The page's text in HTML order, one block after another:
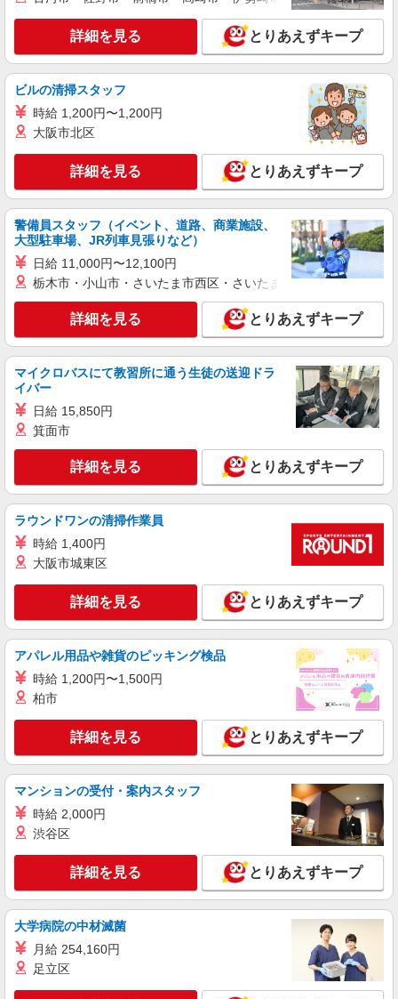
キープ 詳細を見る
パート
ライフコモレ四谷店（店舗コード643）
時給1,250円以上 日曜祝日の勤務は時給+100円
支給 時給1,350円以上 17:00以降の勤務で時給
+100円支給 時給1,350円以上 お仕事を覚えていく
と、時給UP！＋賞与支給！ 標準的昇級スピード
(約1年半)で時給45円UP！ さらにキャリアアップ
で最大時給200円UP！
ライフコモレ四谷店 東京都新宿区四谷1-6-1
キープ 詳細を見る
アルバイト
ライフ若松河田駅前店（店舗コード897）
レジ
時給1,235円以上
ライフ若松河田駅前店 東京都新宿区若松町28-
5
キープ 詳細を見る
アルバイト
ライフコモレ四谷店（店舗コード643）
レジ
時給1,300円 22:00以降は時給25%割り増しで
時給1,625円
ライフコモレ四谷店 東京都新宿区四谷1-6-1
詳細を見る
パート
ライフ市谷薬王寺店（店舗コード662）
時以降 時給1,350円以上 20時以降 時給1,450円以
上 ライフ市谷薬王寺店 東京都新宿区市谷薬王寺
町3番3号
キープ 詳細を見る
アルバイト
ライフ若松河田駅前店（店舗コード897）
夜間店舗運営補助
時給1,265円以上
ライフ若松河田駅前店 東京都新宿区若松町28-
5
詳細を見る
詳細を見る とりあえずキープ
ビルの清掃スタッフ
時給 1,200円〜1,200円
大阪市北区
詳細を見る とりあえずキープ
警備員スタッフ（イベント、道路、商業施設、
大型駐車場、JR列車見張りなど）
日給 11,000円〜12,100円
栃木市・小山市・さいたま市西区・さいたま市岩槻区・久喜市・
詳細を見る とりあえずキープ
マイクロバスにて教習所に通う生徒の送迎ドラ
イバー
日給 15,850円
箕面市
詳細を見る とりあえずキープ
ラウンドワンの清掃作業員
時給 1,400円
大阪市城東区
詳細を見る とりあえずキープ
アパレル用品や雑貨のピッキング検品
時給 1,200円〜1,500円
柏市
詳細を見る とりあえずキープ
マンションの受付・案内スタッフ
時給 2,000円
渋谷区
詳細を見る とりあえずキープ
大学病院の中材滅菌
月給 254,160円
足立区